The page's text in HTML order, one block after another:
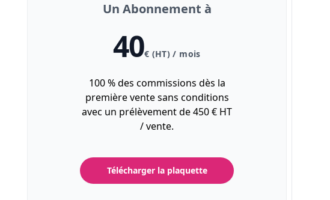
Un Abonnement à
40€ (HT) / mois
100 % des commissions dès la
première vente sans conditions
avec un prélèvement de 450 € HT
/ vente.
Télécharger la plaquette